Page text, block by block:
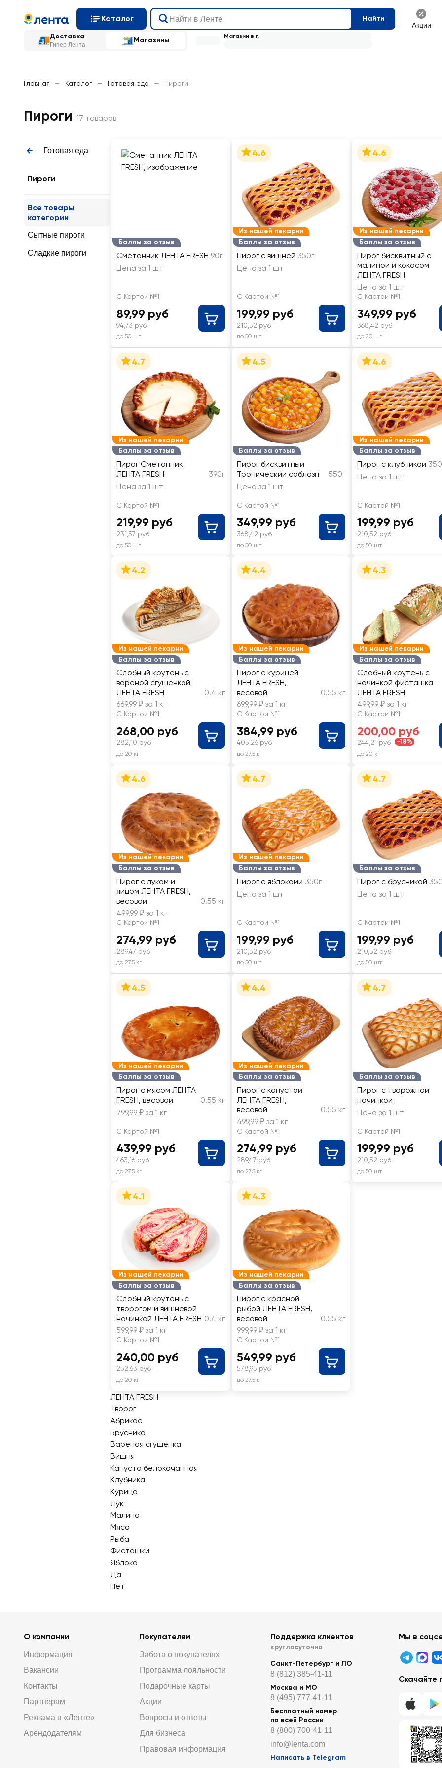
Каталог Найти
Акции
Доставка
Гипер Лента
Магазины Магазин в г.
Главная — Каталог — Готовая еда — Пироги
Пироги 17 товаров
Готовая еда
Пироги
Все товары
категории
Сытные пироги
Сладкие пироги
Баллы за отзыв
Сметанник ЛЕНТА FRESH 90г
Цена за 1 шт
С Картой №1
89,99 руб
94,73 руб
до 50 шт
Из нашей пекарни
Баллы за отзыв
4.6
Пирог с вишней 350г
Цена за 1 шт
С Картой №1
199,99 руб
210,52 руб
до 50 шт
Из нашей пекарни
Баллы за отзыв
4.6
Пирог бисквитный с
малиной и кокосом
ЛЕНТА FRESH
Цена за 1 шт
С Картой №1
349,99 руб
368,42 руб
до 20 шт
Из нашей пекарни
Баллы за отзыв
4.7
Пирог Сметанник
ЛЕНТА FRESH
390г
Цена за 1 шт
С Картой №1
219,99 руб
231,57 руб
до 50 шт
Баллы за отзыв
4.5
Пирог бисквитный
Тропический соблазн
550г
Цена за 1 шт
С Картой №1
349,99 руб
368,42 руб
до 50 шт
Из нашей пекарни
Баллы за отзыв
4.6
Пирог с клубникой
Цена за 1 шт
С Картой №1
199,99 руб
210,52 руб
до 50 шт
Из нашей пекарни
Баллы за отзыв
4.2
Сдобный крутень с
вареной сгущенкой
ЛЕНТА FRESH
0.4 кг
669,99 ₽ за 1 кг
С Картой №1
268,00 руб
282,10 руб
до 20 кг
Из нашей пекарни
Баллы за отзыв
4.4
Пирог с курицей
ЛЕНТА FRESH,
весовой
0.55 кг
699,99 ₽ за 1 кг
С Картой №1
384,99 руб
405,26 руб
до 27.5 кг
Из нашей пекарни
Баллы за отзыв
4.3
Сдобный крутень с
начинкой фисташка
ЛЕНТА FRESH
499,99 ₽ за 1 кг
С Картой №1
200,00 руб
244,21 руб -18%
до 20 кг
Из нашей пекарни
Баллы за отзыв
4.6
Пирог с луком и
яйцом ЛЕНТА FRESH,
весовой
0.55 кг
499,99 ₽ за 1 кг
С Картой №1
274,99 руб
289,47 руб
до 27.5 кг
Из нашей пекарни
Баллы за отзыв
4.7
Пирог с яблоками 350г
Цена за 1 шт
С Картой №1
199,99 руб
210,52 руб
до 50 шт
Баллы за отзыв
4.7
Пирог с брусникой
Цена за 1 шт
С Картой №1
199,99 руб
210,52 руб
до 50 шт
Из нашей пекарни
Баллы за отзыв
4.5
Пирог с мясом ЛЕНТА
FRESH, весовой
0.55 кг
799,99 ₽ за 1 кг
С Картой №1
439,99 руб
463,16 руб
до 27.5 кг
Из нашей пекарни
Баллы за отзыв
4.4
Пирог с капустой
ЛЕНТА FRESH,
весовой
0.55 кг
499,99 ₽ за 1 кг
С Картой №1
274,99 руб
289,47 руб
до 27.5 кг
Баллы за отзыв
4.7
Пирог с творожной
начинкой
Цена за 1 шт
С Картой №1
199,99 руб
210,52 руб
до 50 шт
Из нашей пекарни
Баллы за отзыв
4.1
Сдобный крутень с
творогом и вишневой
начинкой ЛЕНТА FRESH 0.4 кг
599,99 ₽ за 1 кг
С Картой №1
240,00 руб
252,63 руб
до 20 кг
Из нашей пекарни
Баллы за отзыв
4.3
Пирог с красной
рыбой ЛЕНТА FRESH,
весовой
0.55 кг
999,99 ₽ за 1 кг
С Картой №1
549,99 руб
578,95 руб
до 27.5 кг
ЛЕНТА FRESH
Творог
Абрикос
Брусника
Вареная сгущенка
Вишня
Капуста белокочанная
Клубника
Курица
Лук
Малина
Мясо
Рыба
Фисташки
Яблоко
Да
Нет
О компании
Информация
Вакансии
Контакты
Партнёрам
Реклама в «Ленте»
Арендодателям
Покупателям
Забота о покупателях
Программа лояльности
Подарочные карты
Акции
Вопросы и ответы
Для бизнеса
Правовая информация
Поддержка клиентов
круглосуточно
Санкт-Петербург и ЛО
8 (812) 385-41-11
Москва и МО
8 (495) 777-41-11
Бесплатный номер
по всей России
8 (800) 700-41-11
info@lenta.com
Написать в Telegram
Мы в
Скачайте